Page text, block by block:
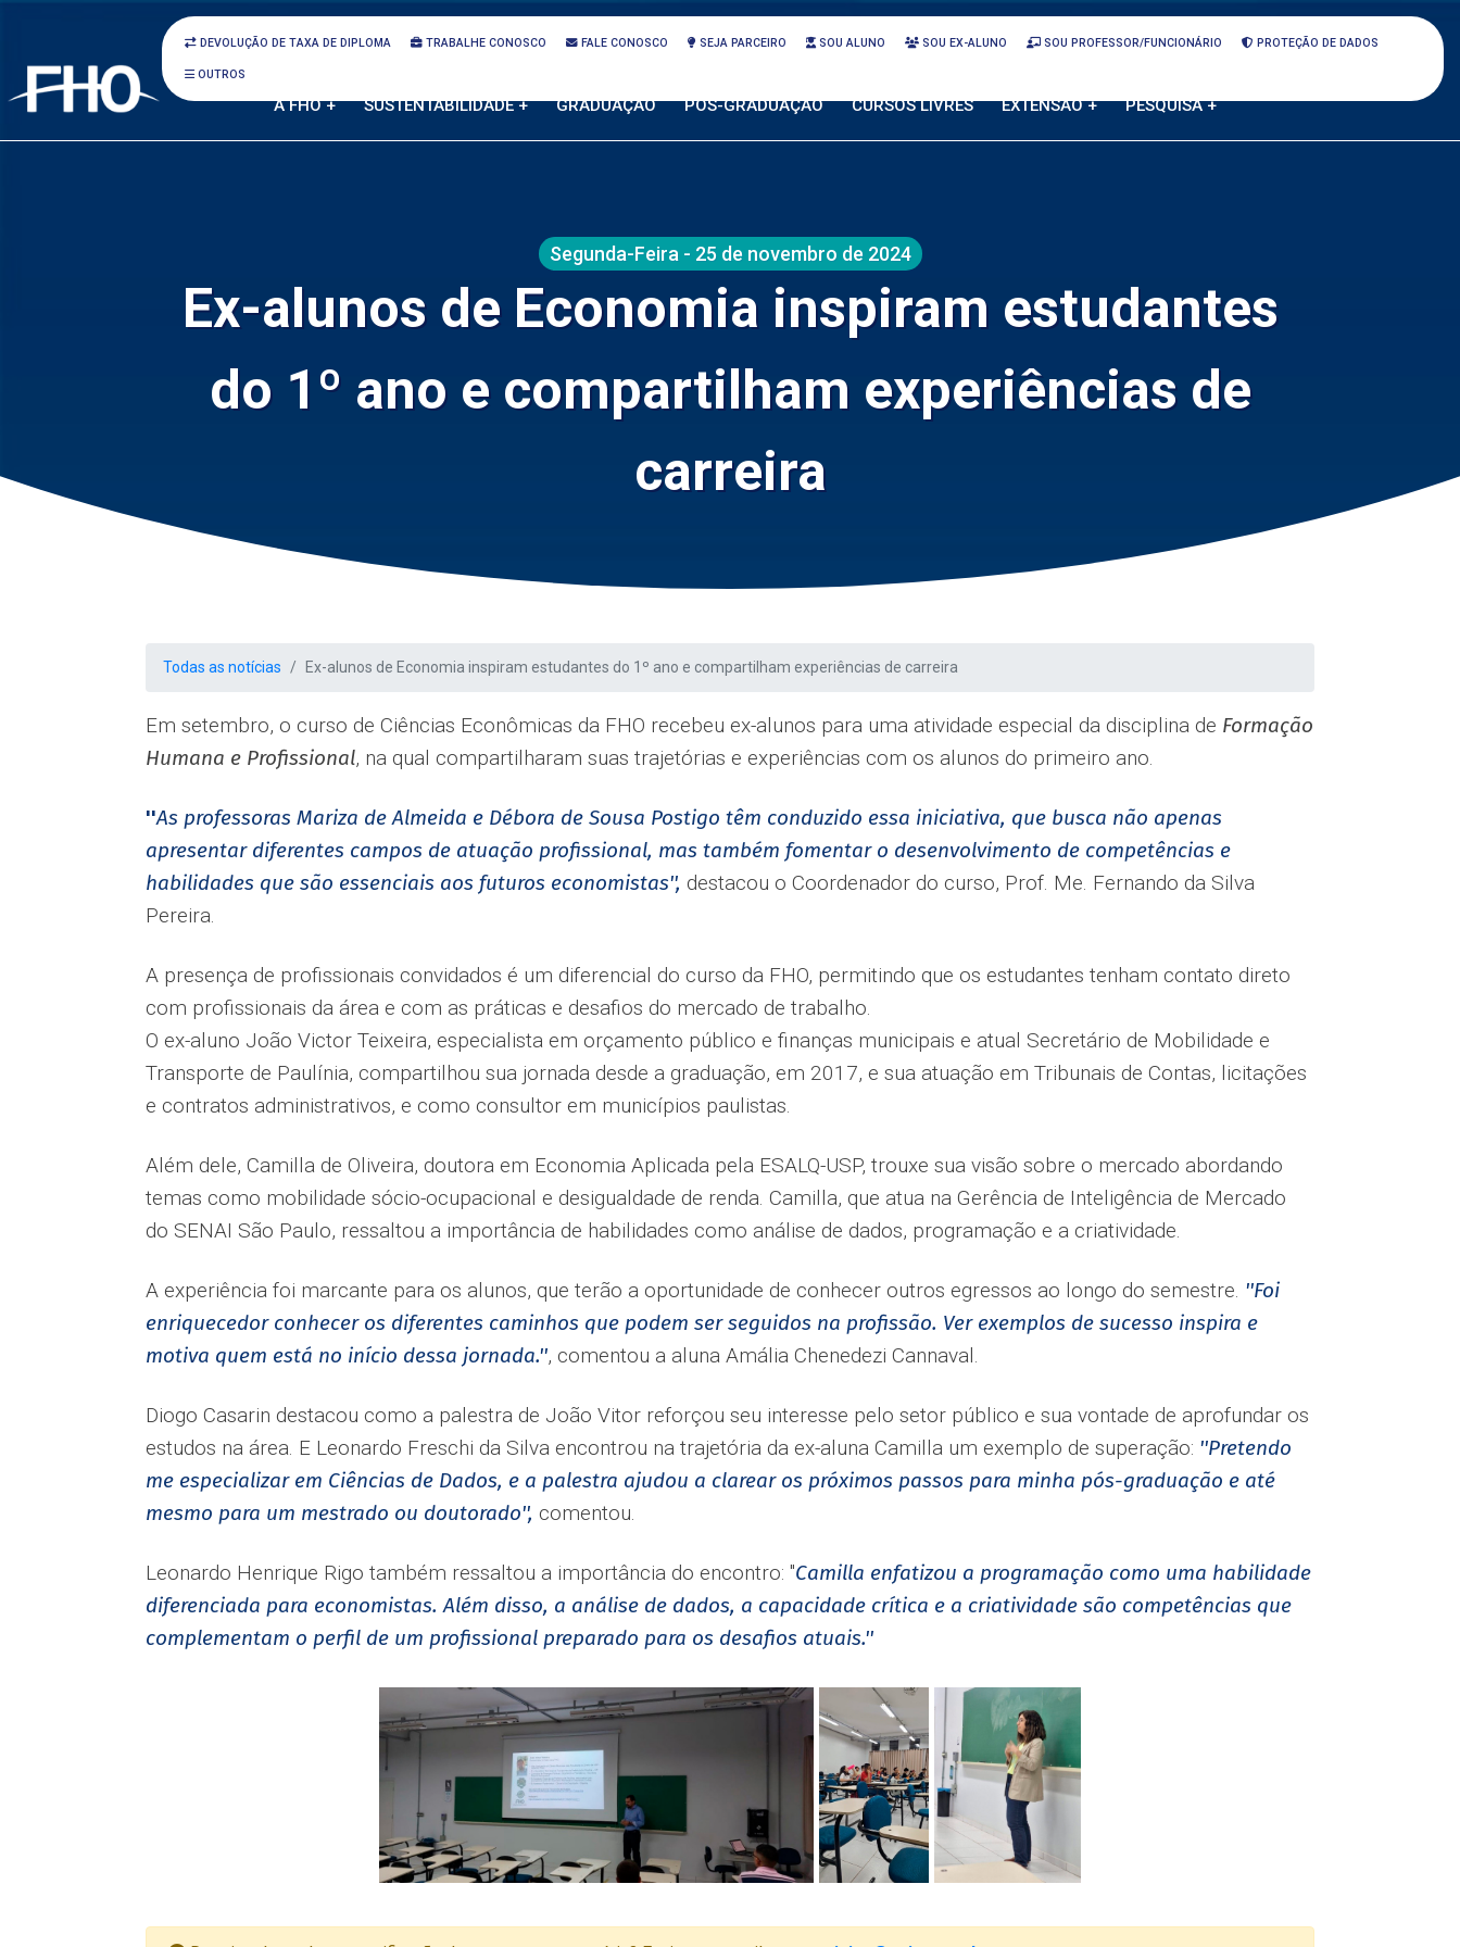
DEVOLUÇÃO DE TAXA DE DIPLOMA TRABALHE CONOSCO FALE CONOSCO SEJA PARCEIRO SOU ALUNO SOU EX-ALUNO SOU PROFESSOR/FUNCIONÁRIO PROTEÇÃO DE DADOS
OUTROS
A FHO + SUSTENTABILIDADE + GRADUAÇÃO PÓS-GRADUAÇÃO CURSOS LIVRES EXTENSÃO + PESQUISA +
Segunda-Feira - 25 de novembro de 2024
Ex-alunos de Economia inspiram estudantes
do 1º ano e compartilham experiências de
carreira
Todas as notícias Ex-alunos de Economia inspiram estudantes do 1º ano e compartilham experiências de carreira
Em setembro, o curso de Ciências Econômicas da FHO recebeu ex-alunos para uma atividade especial da disciplina de Formação
Humana e Profissional, na qual compartilharam suas trajetórias e experiências com os alunos do primeiro ano.
''As professoras Mariza de Almeida e Débora de Sousa Postigo têm conduzido essa iniciativa, que busca não apenas
apresentar diferentes campos de atuação profissional, mas também fomentar o desenvolvimento de competências e
habilidades que são essenciais aos futuros economistas'', destacou o Coordenador do curso, Prof. Me. Fernando da Silva
Pereira.
A presença de profissionais convidados é um diferencial do curso da FHO, permitindo que os estudantes tenham contato direto
com profissionais da área e com as práticas e desafios do mercado de trabalho.
O ex-aluno João Victor Teixeira, especialista em orçamento público e finanças municipais e atual Secretário de Mobilidade e
Transporte de Paulínia, compartilhou sua jornada desde a graduação, em 2017, e sua atuação em Tribunais de Contas, licitações
e contratos administrativos, e como consultor em municípios paulistas.
Além dele, Camilla de Oliveira, doutora em Economia Aplicada pela ESALQ-USP, trouxe sua visão sobre o mercado abordando
temas como mobilidade sócio-ocupacional e desigualdade de renda. Camilla, que atua na Gerência de Inteligência de Mercado
do SENAI São Paulo, ressaltou a importância de habilidades como análise de dados, programação e a criatividade.
A experiência foi marcante para os alunos, que terão a oportunidade de conhecer outros egressos ao longo do semestre. ''Foi
enriquecedor conhecer os diferentes caminhos que podem ser seguidos na profissão. Ver exemplos de sucesso inspira e
motiva quem está no início dessa jornada.'', comentou a aluna Amália Chenedezi Cannaval.
Diogo Casarin destacou como a palestra de João Vitor reforçou seu interesse pelo setor público e sua vontade de aprofundar os
estudos na área. E Leonardo Freschi da Silva encontrou na trajetória da ex-aluna Camilla um exemplo de superação: ''Pretendo
me especializar em Ciências de Dados, e a palestra ajudou a clarear os próximos passos para minha pós-graduação e até
mesmo para um mestrado ou doutorado'', comentou.
Leonardo Henrique Rigo também ressaltou a importância do encontro: ''Camilla enfatizou a programação como uma habilidade
diferenciada para economistas. Além disso, a análise de dados, a capacidade crítica e a criatividade são competências que
complementam o perfil de um profissional preparado para os desafios atuais.''